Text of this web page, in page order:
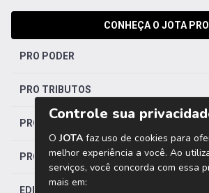
CONHEÇA O JOTA PRO
PRO PODER
PRO TRIBUTOS
PRO TRABALHISTA
PRO SAÚDE
EDITORIAS